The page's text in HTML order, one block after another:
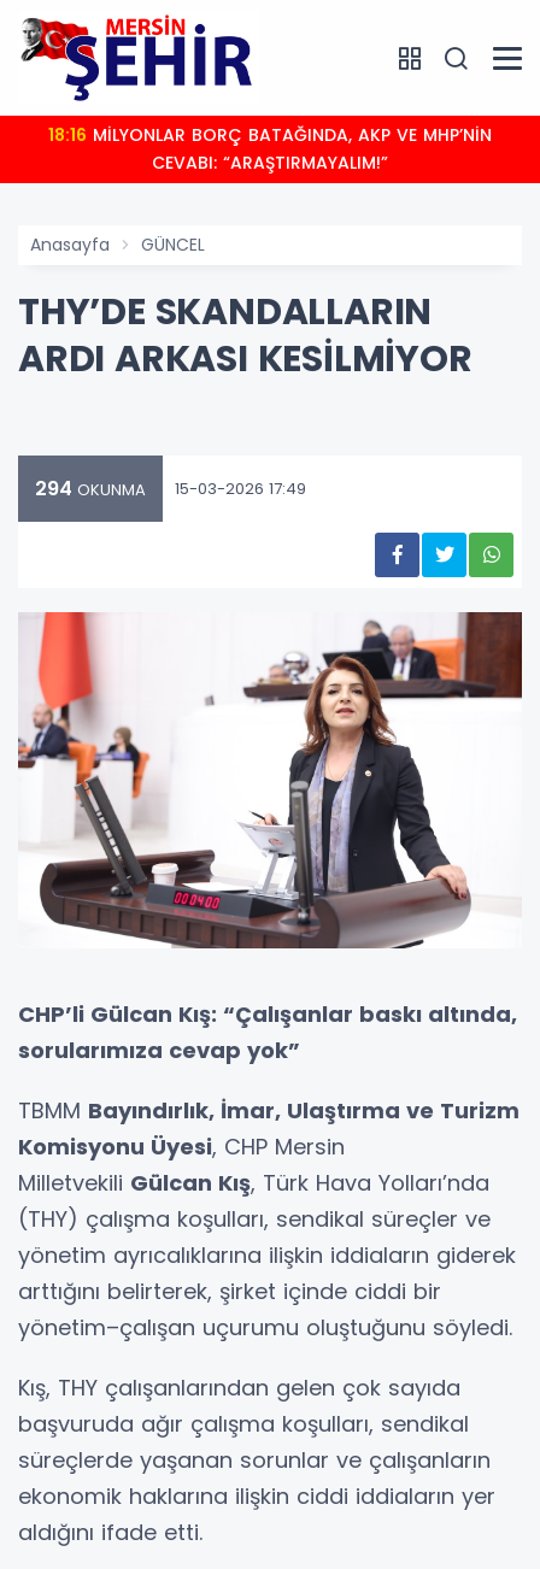
18:16
CEVABI: “ARAŞTIRMAYALIM!”
Anasayfa GÜNCEL
THY’DE SKANDALLARIN
ARDI ARKASI KESİLMİYOR
294 OKUNMA 15-03-2026 17:49
CHP’li Gülcan Kış: “Çalışanlar baskı altında,
sorularımıza cevap yok”
TBMM Bayındırlık, İmar, Ulaştırma ve Turizm
Komisyonu Üyesi, CHP Mersin
Milletvekili Gülcan Kış, Türk Hava Yolları’nda
(THY) çalışma koşulları, sendikal süreçler ve
yönetim ayrıcalıklarına ilişkin iddiaların giderek
arttığını belirterek, şirket içinde ciddi bir
yönetim–çalışan uçurumu oluştuğunu söyledi.
Kış, THY çalışanlarından gelen çok sayıda
başvuruda ağır çalışma koşulları, sendikal
süreçlerde yaşanan sorunlar ve çalışanların
ekonomik haklarına ilişkin ciddi iddiaların yer
aldığını ifade etti.